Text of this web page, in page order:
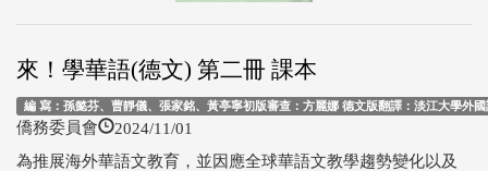
來！學華語(德文) 第二冊 課本
編 寫：孫懿芬、曹靜儀、張家銘、黃亭寧初版審查：方麗娜 德文版翻譯：淡江大學外
僑務委員會 2024/11/01
為推展海外華語文教育，並因應全球華語文教學趨勢變化以及